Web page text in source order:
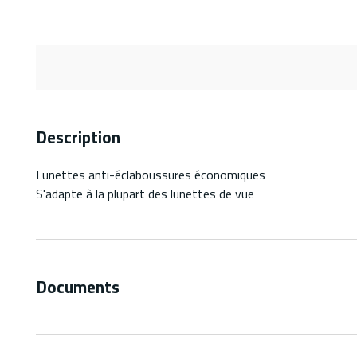
Description
Lunettes anti-éclaboussures économiques
S'adapte à la plupart des lunettes de vue
Documents